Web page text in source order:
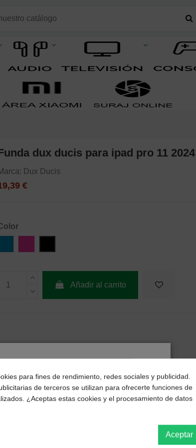
dux ducis para ipad pro 11 2024
Dux Ducis
€
Añadir al carrito
recibir tu pedido?
ubicación para mostrarte los precios e
correctos para tu región.
para fines de rendimiento, redes sociales y publicidad.
de terceros se utilizan para ofrecerte funciones de
¿Aceptas estas cookies y el procesamiento de datos
Aceptar